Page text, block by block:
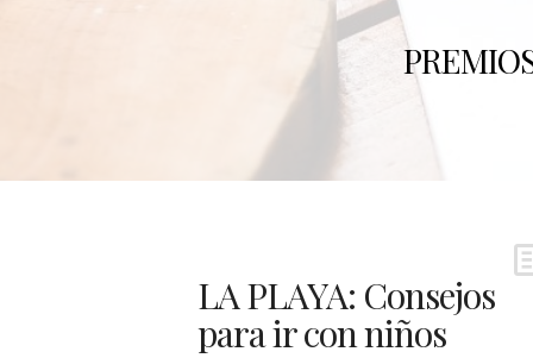
LA PLAYA: Consejos
para ir con niños